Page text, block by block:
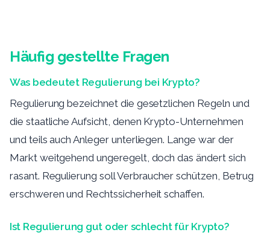
Häufig gestellte Fragen
Was bedeutet Regulierung bei Krypto?
Regulierung bezeichnet die gesetzlichen Regeln und
die staatliche Aufsicht, denen Krypto-Unternehmen
und teils auch Anleger unterliegen. Lange war der
Markt weitgehend ungeregelt, doch das ändert sich
rasant. Regulierung soll Verbraucher schützen, Betrug
erschweren und Rechtssicherheit schaffen.
Ist Regulierung gut oder schlecht für Krypto?